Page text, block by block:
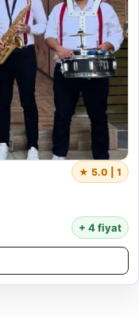
★ 5.0 | 1
+ 4 fiyat